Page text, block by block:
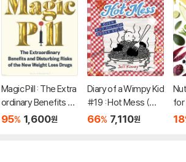
Magic Pill : The Extra
ordinary Benefits an
d Disturbing Risks o
95% 1,600원
Diary of a Wimpy Kid
#19 : Hot Mess (미
국판)
66% 7,110원
for
18